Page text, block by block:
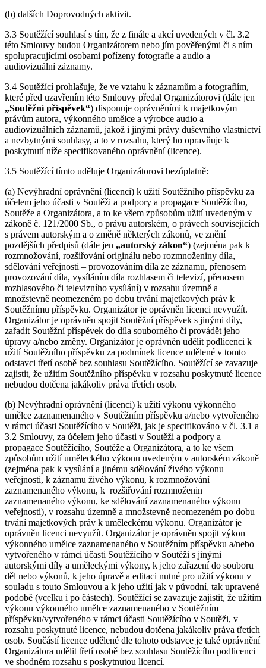
(b) dalších Doprovodných aktivit.
3.3 Soutěžící souhlasí s tím, že z finále a akcí uvedených v čl. 3.2
této Smlouvy budou Organizátorem nebo jím pověřenými či s ním
spolupracujícími osobami pořízeny fotografie a audio a
audiovizuální záznamy.
3.4 Soutěžící prohlašuje, že ve vztahu k záznamům a fotografiím,
které před uzavřením této Smlouvy předal Organizátorovi (dále jen
„Soutěžní příspěvek“) disponuje oprávněními k majetkovým
právům autora, výkonného umělce a výrobce audio a
audiovizuálních záznamů, jakož i jinými právy duševního vlastnictví
a nezbytnými souhlasy, a to v rozsahu, který ho opravňuje k
poskytnutí níže specifikovaného oprávnění (licence).
3.5 Soutěžící tímto uděluje Organizátorovi bezúplatně:
(a) Nevýhradní oprávnění (licenci) k užití Soutěžního příspěvku za
účelem jeho účasti v Soutěži a podpory a propagace Soutěžícího,
Soutěže a Organizátora, a to ke všem způsobům užití uvedeným v
zákoně č. 121/2000 Sb., o právu autorském, o právech souvisejících
s právem autorským a o změně některých zákonů, ve znění
pozdějších předpisů (dále jen „autorský zákon“) (zejména pak k
rozmnožování, rozšiřování originálu nebo rozmnoženiny díla,
sdělování veřejnosti – provozováním díla ze záznamu, přenosem
provozování díla, vysíláním díla rozhlasem či televizí, přenosem
rozhlasového či televizního vysílání) v rozsahu územně a
množstevně neomezeném po dobu trvání majetkových práv k
Soutěžnímu příspěvku. Organizátor je oprávněn licenci nevyužít.
Organizátor je oprávněn spojit Soutěžní příspěvek s jinými díly,
zařadit Soutěžní příspěvek do díla souborného či provádět jeho
úpravy a/nebo změny. Organizátor je oprávněn udělit podlicenci k
užití Soutěžního příspěvku za podmínek licence udělené v tomto
odstavci třetí osobě bez souhlasu Soutěžícího. Soutěžící se zavazuje
zajistit, že užitím Soutěžního příspěvku v rozsahu poskytnuté licence
nebudou dotčena jakákoliv práva třetích osob.
(b) Nevýhradní oprávnění (licenci) k užití výkonu výkonného
umělce zaznamenaného v Soutěžním příspěvku a/nebo vytvořeného
v rámci účasti Soutěžícího v Soutěži, jak je specifikováno v čl. 3.1 a
3.2 Smlouvy, za účelem jeho účasti v Soutěži a podpory a
propagace Soutěžícího, Soutěže a Organizátora, a to ke všem
způsobům užití uměleckého výkonu uvedeným v autorském zákoně
(zejména pak k vysílání a jinému sdělování živého výkonu
veřejnosti, k záznamu živého výkonu, k rozmnožování
zaznamenaného výkonu, k rozšiřování rozmnoženin
zaznamenaného výkonu, ke sdělování zaznamenaného výkonu
veřejnosti), v rozsahu územně a množstevně neomezeném po dobu
trvání majetkových práv k uměleckému výkonu. Organizátor je
oprávněn licenci nevyužít. Organizátor je oprávněn spojit výkon
výkonného umělce zaznamenaného v Soutěžním příspěvku a/nebo
vytvořeného v rámci účasti Soutěžícího v Soutěži s jinými
autorskými díly a uměleckými výkony, k jeho zařazení do souboru
děl nebo výkonů, k jeho úpravě a editaci nutné pro užití výkonu v
souladu s touto Smlouvou a k jeho užití jak v původní, tak upravené
podobě (vcelku i po částech). Soutěžící se zavazuje zajistit, že užitím
výkonu výkonného umělce zaznamenaného v Soutěžním
příspěvku/vytvořeného v rámci účasti Soutěžícího v Soutěži, v
rozsahu poskytnuté licence, nebudou dotčena jakákoliv práva třetích
osob. Součástí licence udělené dle tohoto odstavce je také oprávnění
Organizátora udělit třetí osobě bez souhlasu Soutěžícího podlicenci
ve shodném rozsahu s poskytnutou licencí.